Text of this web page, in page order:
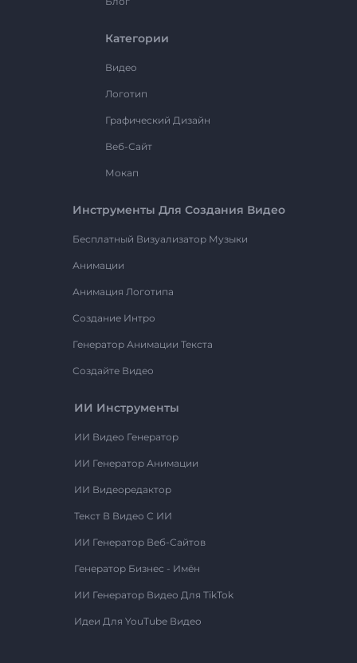
Категории
Видео
Логотип
Графический Дизайн
Веб-Сайт
Мокап
Инструменты Для Создания Видео
Бесплатный Визуализатор Музыки
Анимации
Анимация Логотипа
Создание Интро
Генератор Анимации Текста
Создайте Видео
ИИ Инструменты
ИИ Видео Генератор
ИИ Генератор Анимации
ИИ Видеоредактор
Текст В Видео С ИИ
ИИ Генератор Веб-Сайтов
Генератор Бизнес - Имён
ИИ Генератор Видео Для TikTok
Идеи Для YouTube Видео